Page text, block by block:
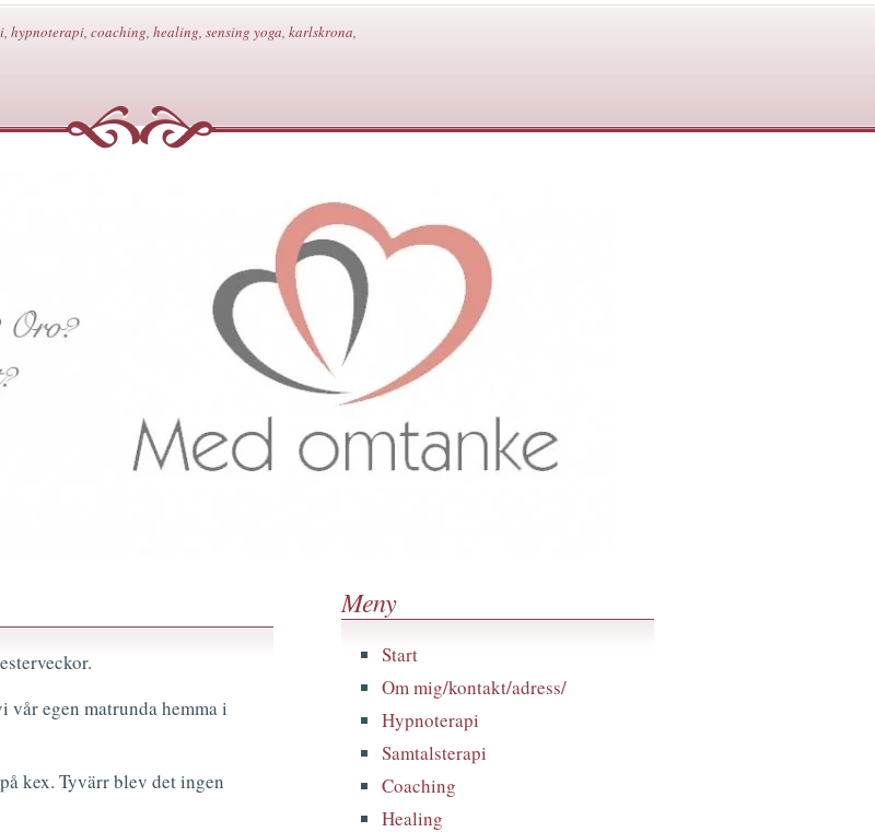
hypnoterapi, coaching, healing, sensing yoga, karlskrona,
egen matrunda hemma i
kex. Tyvärr blev det ingen
Meny
Start
Om mig/kontakt/adress/
Hypnoterapi
Samtalsterapi
Coaching
Healing